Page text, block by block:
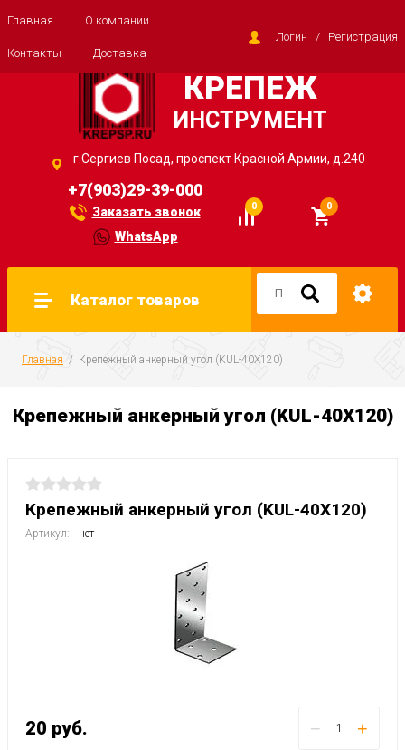
Главная О компании
Контакты Доставка
Логин / Регистрация
КРЕПЕЖ
ИНСТРУМЕНТ
г.Сергиев Посад, проспект Красной Армии, д.240
+7(903)29-39-000
Заказать звонок
WhatsApp
0 0
Каталог товаров
Главная
  /  Крепежный анкерный угол (KUL-40Х120)
Крепежный анкерный угол (KUL-40Х120)
Крепежный анкерный угол (KUL-40Х120)
Артикул: нет
20 руб. − +